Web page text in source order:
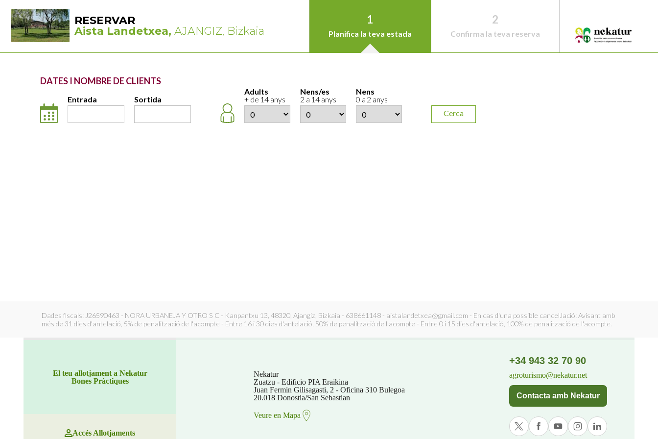
RESERVAR
Aista Landetxea, AJANGIZ, Bizkaia
1
Planifica la teva estada
2
Confirma la teva reserva
DATES I NOMBRE DE CLIENTS
Entrada Sortida
Adults
+ de 14 anys
Nens/es
2 a 14 anys
Nens
0 a 2 anys
Cerca
Dades fiscals: J26590463 - NORA URBANEJA Y OTRO S C - Kanpantxu 13, 48320, Ajangiz, Bizkaia - 638661148 - aistalandetxea@gmail.com - En cas d'una possible cancel.lació: Avisant amb
més de 31 dies d'antelació, 5% de penalització de l'acompte - Entre 16 i 30 dies d'antelació, 50% de penalització de l'acompte - Entre 0 i 15 dies d'antelació, 100% de penalització de l'acompte.
El teu allotjament a Nekatur
Bones Pràctiques
Accés Allotjaments
Nekatur
Zuatzu - Edificio PIA Eraikina
Juan Fermin Gilisagasti, 2 - Oficina 310 Bulegoa
20.018 Donostia/San Sebastian
Veure en Mapa
+34 943 32 70 90
agroturismo@nekatur.net
Contacta amb Nekatur